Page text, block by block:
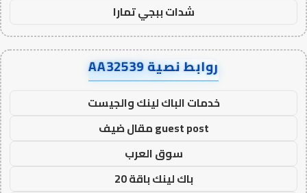
شدات ببجي تمارا
روابط نصية AA32539
خدمات الباك لينك والجيست
guest post مقال ضيف
سوق العرب
باك لينك باقة 20